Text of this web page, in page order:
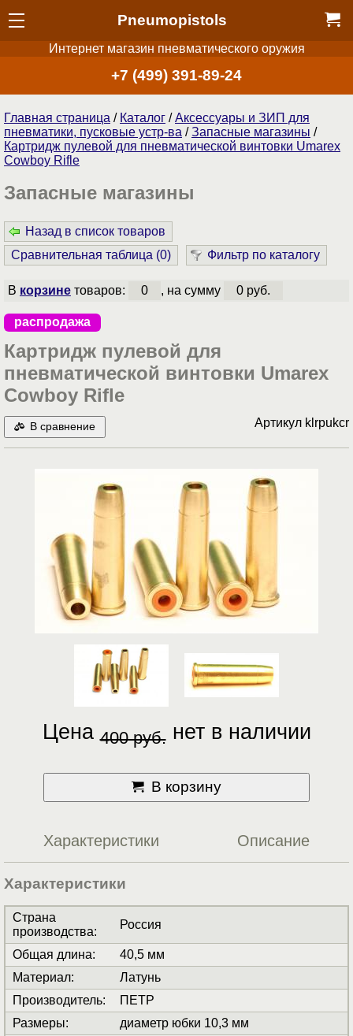
Pneumopistols
Интернет магазин пневматического оружия
+7 (499) 391-89-24
Главная страница / Каталог /Аксессуары и ЗИП для
пневматики, пусковые устр-ва /Запасные магазины /
Картридж пулевой для пневматической винтовки Umarex
Cowboy Rifle
Запасные магазины
Назад в список товаров
Сравнительная таблица (0) Фильтр по каталогу
В корзинетоваров: 0 , на сумму 0 руб.
распродажа
Картридж пулевой для
пневматической винтовки Umarex
Cowboy Rifle
В сравнение Артикул klrpukcr
Цена 400 руб. нет в наличии
В корзину
Характеристики Описание
Характеристики
Страна
производства:
Россия
Общая длина:
40,5 мм
Материал:
Латунь
Производитель:
ПЕТР
Размеры:
диаметр юбки 10,3 мм